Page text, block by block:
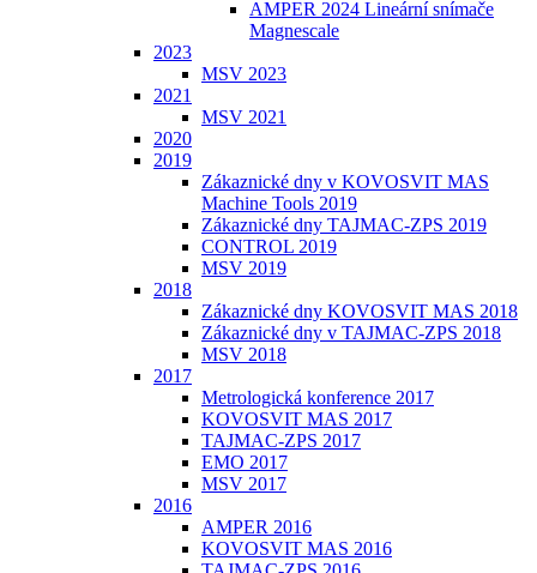
AMPER 2024 Lineární snímače
Magnescale
2023
MSV 2023
2021
MSV 2021
2020
2019
Zákaznické dny v KOVOSVIT MAS
Machine Tools 2019
Zákaznické dny TAJMAC-ZPS 2019
CONTROL 2019
MSV 2019
2018
Zákaznické dny KOVOSVIT MAS 2018
Zákaznické dny v TAJMAC-ZPS 2018
MSV 2018
2017
Metrologická konference 2017
KOVOSVIT MAS 2017
TAJMAC-ZPS 2017
EMO 2017
MSV 2017
2016
AMPER 2016
KOVOSVIT MAS 2016